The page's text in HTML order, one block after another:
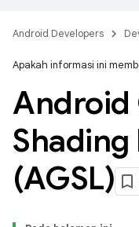
Android Developers
Apakah informasi ini
Android
Shading
(AGSL)